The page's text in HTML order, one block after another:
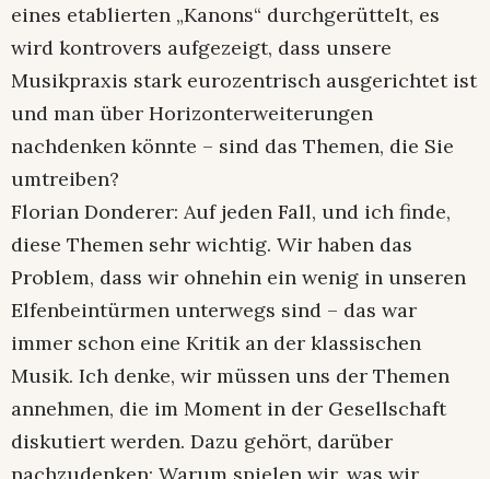
eines etablierten „Kanons“ durchgerüttelt, es
wird kontrovers aufgezeigt, dass unsere
Musikpraxis stark eurozentrisch ausgerichtet ist
und man über Horizonterweiterungen
nachdenken könnte – sind das Themen, die Sie
umtreiben?
Florian Donderer: Auf jeden Fall, und ich finde,
diese Themen sehr wichtig. Wir haben das
Problem, dass wir ohnehin ein wenig in unseren
Elfenbeintürmen unterwegs sind – das war
immer schon eine Kritik an der klassischen
Musik. Ich denke, wir müssen uns der Themen
annehmen, die im Moment in der Gesellschaft
diskutiert werden. Dazu gehört, darüber
nachzudenken: Warum spielen wir, was wir